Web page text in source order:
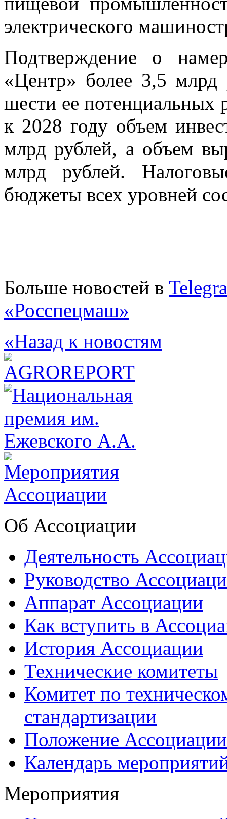
электрического
Подтверждение о
«Центр» более 3,5
шести ее потенциальных
к 2028 году объем
млрд рублей, а объем
млрд рублей.
бюджеты всех уровней
Больше новостей в
«Росспецмаш»
«Назад к новостям
Об Ассоциации
Деятельность
Руководство
Аппарат Ассоциации
Как вступить в
История Ассоциации
Технические комитеты
Комитет по
стандартизации
Положение
Календарь
Мероприятия